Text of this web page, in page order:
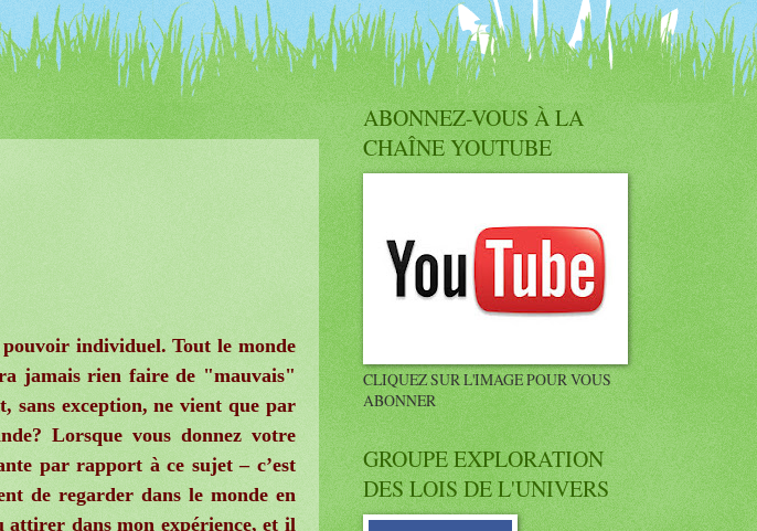
individuel. Tout le monde
jamais rien faire de "mauvais"
sans exception, ne vient que par
Lorsque vous donnez votre
par rapport à ce sujet – c’est
de regarder dans le monde en
attirer dans mon expérience, et il
ABONNEZ-VOUS À LA
CHAÎNE YOUTUBE
CLIQUEZ SUR L'IMAGE POUR VOUS
ABONNER
GROUPE EXPLORATION
DES LOIS DE L'UNIVERS